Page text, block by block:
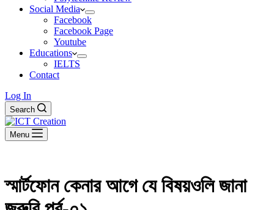
Social Media
Facebook
Facebook Page
Youtube
Educations
IELTS
Contact
Log In
Search
Menu
স্মার্টফোন কেনার আগে যে বিষয়ওলি জানা